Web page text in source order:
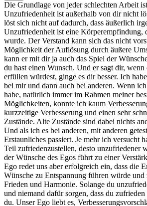
Die Grundlage von jeder schlechten Arbeit
Unzufriedenheit ist außerhalb von dir nicht
löst sich nicht auf dadurch, dass äußerlich
Unzufriedenheit ist eine Körperempfindung,
wurde. Der Verstand kann sich das nicht
Möglichkeit der Auflösung durch äußere
kann er mit dir ja auch das Spiel der
du hast einen Wunsch. Und er sagt dir,
erfüllen würdest, ginge es dir besser. Ich
bei mir und dann auch bei anderen. Wenn
habe, natürlich immer im Rahmen meiner
Möglichkeiten, konnte ich kaum
kurzzeitige Verbesserung und einen sehr
Zustände. Alte Zustände sind dabei nichts
Und als ich es bei anderen, mit anderen
Erstaunliches passiert. Je mehr ich versucht
Teil zufriedenzustellen, desto unzufriedener
der Wünsche des Egos führt zu einer
Ego redet uns aber erfolgreich ein, dass die
Wünsche zu Entspannung führen würde
Frieden und Harmonie. Solange du
und niemand dafür sorgen, dass du
du. Unser Ego liebt es,